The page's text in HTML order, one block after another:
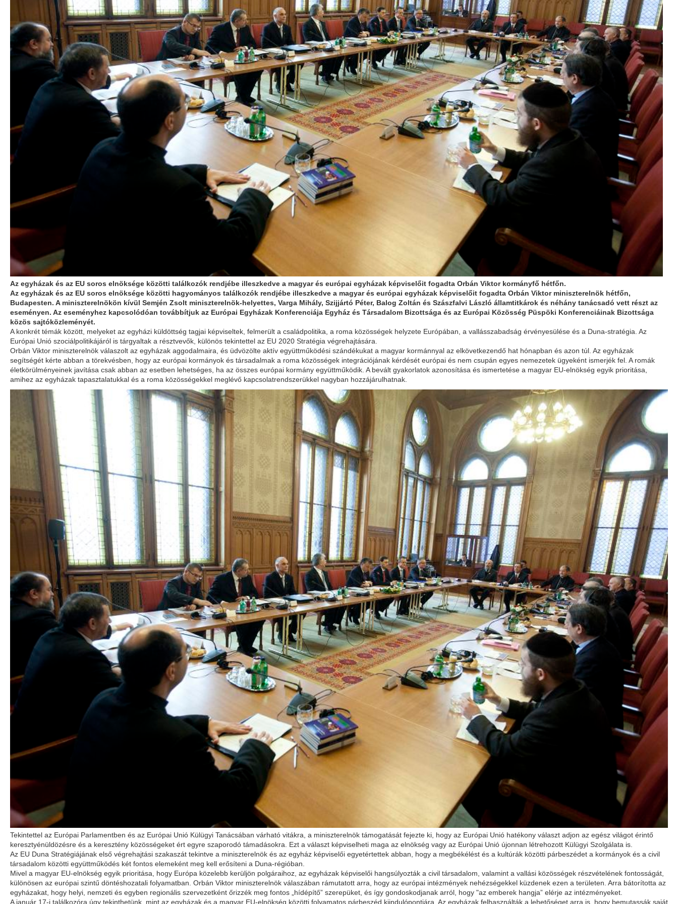
Az egyházak és az EU soros elnöksége közötti találkozók rendjébe illeszkedve a magyar és európai egyházak képviselőit fogadta Orbán Viktor kormányfő hétfőn.
Az egyházak és az EU soros elnöksége közötti hagyományos találkozók rendjébe illeszkedve a magyar és európai egyházak képviselőit fogadta Orbán Viktor miniszterelnök hétfőn,
Budapesten. A miniszterelnökön kívül Semjén Zsolt miniszterelnök-helyettes, Varga Mihály, Szijjártó Péter, Balog Zoltán és Szászfalvi László államtitkárok és néhány tanácsadó vett részt az
eseményen. Az eseményhez kapcsolódóan továbbítjuk az Európai Egyházak Konferenciája Egyház és Társadalom Bizottsága és az Európai Közösség Püspöki Konferenciáinak Bizottsága
közös sajtóközleményét.
A konkrét témák között, melyeket az egyházi küldöttség tagjai képviseltek, felmerült a családpolitika, a roma közösségek helyzete Európában, a vallásszabadság érvényesülése és a Duna-stratégia. Az
Európai Unió szociálpolitikájáról is tárgyaltak a résztvevők, különös tekintettel az EU 2020 Stratégia végrehajtására.
Orbán Viktor miniszterelnök válaszolt az egyházak aggodalmaira, és üdvözölte aktív együttműködési szándékukat a magyar kormánnyal az elkövetkezendő hat hónapban és azon túl. Az egyházak
segítségét kérte abban a törekvésben, hogy az európai kormányok és társadalmak a roma közösségek integrációjának kérdését európai és nem csupán egyes nemezetek ügyeként ismerjék fel. A romák
életkörülményeinek javítása csak abban az esetben lehetséges, ha az összes európai kormány együttműködik. A bevált gyakorlatok azonosítása és ismertetése a magyar EU-elnökség egyik prioritása,
amihez az egyházak tapasztalatukkal és a roma közösségekkel meglévő kapcsolatrendszerükkel nagyban hozzájárulhatnak.
Tekintettel az Európai Parlamentben és az Európai Unió Külügyi Tanácsában várható vitákra, a miniszterelnök támogatását fejezte ki, hogy az Európai Unió hatékony választ adjon az egész világot érintő
keresztyénüldözésre és a keresztény közösségeket ért egyre szaporodó támadásokra. Ezt a választ képviselheti maga az elnökség vagy az Európai Unió újonnan létrehozott Külügyi Szolgálata is.
Az EU Duna Stratégiájának első végrehajtási szakaszát tekintve a miniszterelnök és az egyház képviselői egyetértettek abban, hogy a megbékélést és a kultúrák közötti párbeszédet a kormányok és a civil
társadalom közötti együttműködés két fontos elemeként meg kell erősíteni a Duna-régióban.
Mivel a magyar EU-elnökség egyik prioritása, hogy Európa közelebb kerüljön polgáraihoz, az egyházak képviselői hangsúlyozták a civil társadalom, valamint a vallási közösségek részvételének fontosságát,
különösen az európai szintű döntéshozatali folyamatban. Orbán Viktor miniszterelnök válaszában rámutatott arra, hogy az európai intézmények nehézségekkel küzdenek ezen a területen. Arra bátorította az
egyházakat, hogy helyi, nemzeti és egyben regionális szervezetként őrizzék meg fontos „hídépítő” szerepüket, és így gondoskodjanak arról, hogy "az emberek hangja” elérje az intézményeket.
A január 17-i találkozóra úgy tekinthetünk, mint az egyházak és a magyar EU-elnökség közötti folyamatos párbeszéd kiindulópontjára. Az egyházak felhasználták a lehetőséget arra is, hogy bemutassák saját